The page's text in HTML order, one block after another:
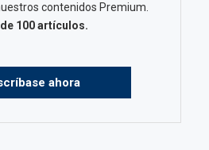
contenidos Premium.
100 artículos.
ahora